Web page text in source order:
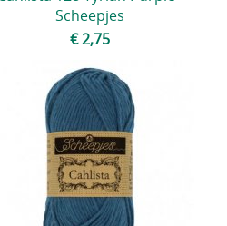
Scheepjes
€ 2,75